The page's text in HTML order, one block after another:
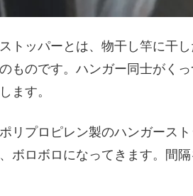
トッパーとは、物干し竿に干
ものです。ハンガー同士がく
ます。
リプロピレン製のハンガース
ボロボロになってきます。間